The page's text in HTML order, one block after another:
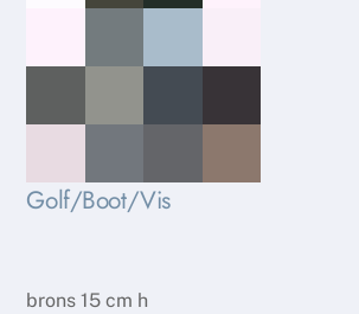
Golf/Boot/Vis
brons 15 cm h